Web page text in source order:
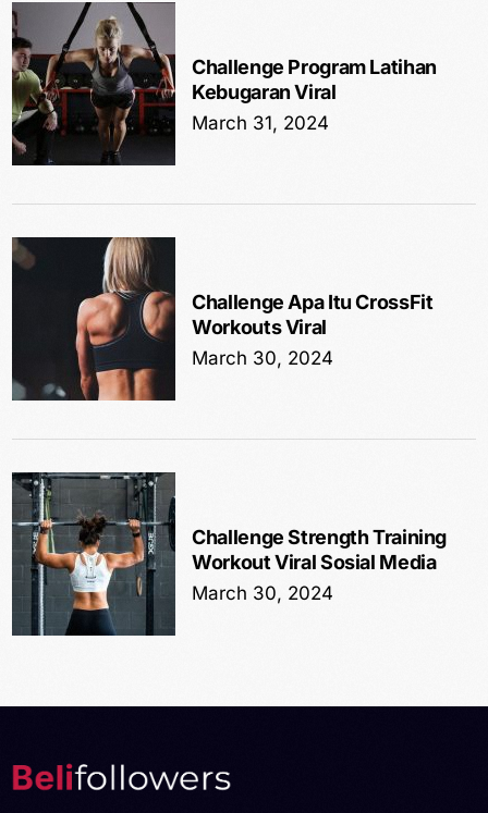
Challenge Program Latihan
Kebugaran Viral
March 31, 2024
Challenge Apa Itu CrossFit
Workouts Viral
March 30, 2024
Challenge Strength Training
Workout Viral Sosial Media
March 30, 2024